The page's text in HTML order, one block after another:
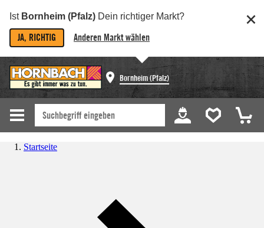
Ist Bornheim (Pfalz) Dein richtiger Markt?
JA, RICHTIG Anderen Markt wählen
Bornheim (Pfalz)
Startseite